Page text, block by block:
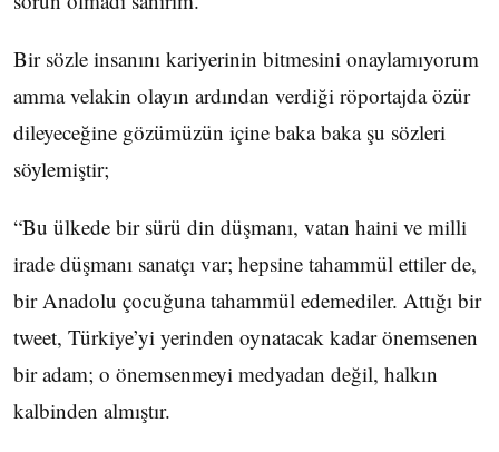
Bir sözle insanını kariyerinin bitmesini onaylamıyorum
amma velakin olayın ardından verdiği röportajda özür
dileyeceğine gözümüzün içine baka baka şu sözleri
söylemiştir;
“Bu ülkede bir sürü din düşmanı, vatan haini ve milli
irade düşmanı sanatçı var; hepsine tahammül ettiler de,
bir Anadolu çocuğuna tahammül edemediler. Attığı bir
tweet, Türkiye’yi yerinden oynatacak kadar önemsenen
bir adam; o önemsenmeyi medyadan değil, halkın
kalbinden almıştır.